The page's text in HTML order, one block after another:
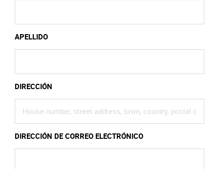
APELLIDO
DIRECCIÓN
DIRECCIÓN DE CORREO ELECTRÓNICO